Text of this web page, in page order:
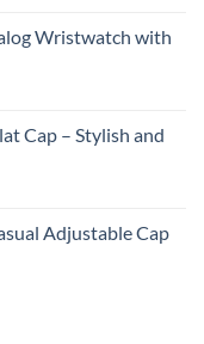
Wristwatch with
Cap – Stylish and
Adjustable Cap